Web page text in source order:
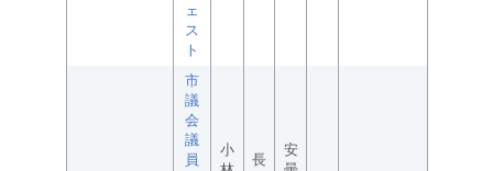
ェ
ス
ト
市
議
会
議
員
小
長
安